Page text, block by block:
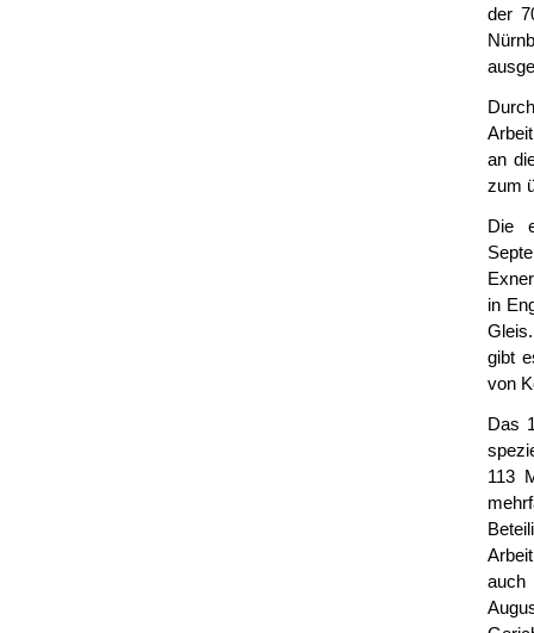
der
an
zum
Die
in
gibt
von
Das
113
auch